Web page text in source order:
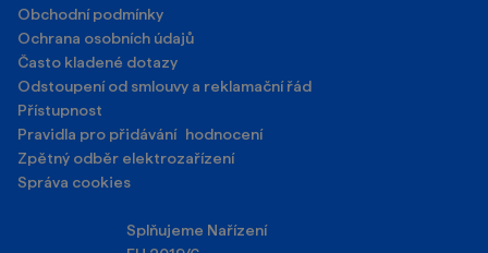
Obchodní podmínky
Ochrana osobních údajů
Často kladené dotazy
Odstoupení od smlouvy a reklamační řád
Přístupnost
Pravidla pro přidávání hodnocení
Zpětný odběr elektrozařízení
Správa cookies
Splňujeme Nařízení